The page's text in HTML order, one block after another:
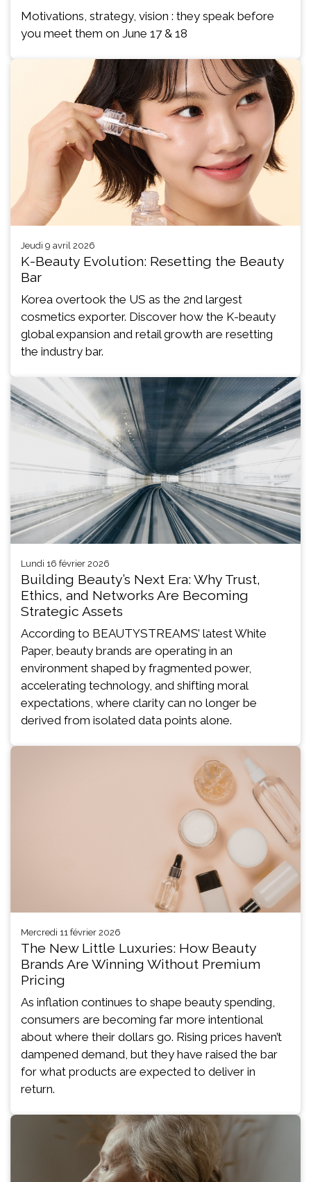
Motivations, strategy, vision : they speak before
you meet them on June 17 & 18
jeudi 9 avril 2026
K-Beauty Evolution: Resetting the Beauty
Bar
Korea overtook the US as the 2nd largest
cosmetics exporter. Discover how the K-beauty
global expansion and retail growth are resetting
the industry bar.
lundi 16 février 2026
Building Beauty’s Next Era: Why Trust,
Ethics, and Networks Are Becoming
Strategic Assets
According to BEAUTYSTREAMS’ latest White
Paper, beauty brands are operating in an
environment shaped by fragmented power,
accelerating technology, and shifting moral
expectations, where clarity can no longer be
derived from isolated data points alone.
mercredi 11 février 2026
The New Little Luxuries: How Beauty
Brands Are Winning Without Premium
Pricing
As inflation continues to shape beauty spending,
consumers are becoming far more intentional
about where their dollars go. Rising prices haven’t
dampened demand, but they have raised the bar
for what products are expected to deliver in
return.